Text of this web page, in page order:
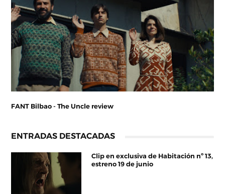
FANT Bilbao - The Uncle review
ENTRADAS DESTACADAS
Clip en exclusiva de Habitación nº 13,
estreno 19 de junio